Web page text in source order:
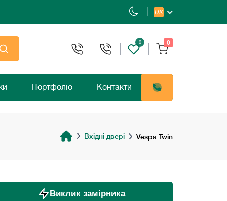
UK
0 0
Портфоліо Контакти
Вхідні двері Vespa Twin
Виклик замірника